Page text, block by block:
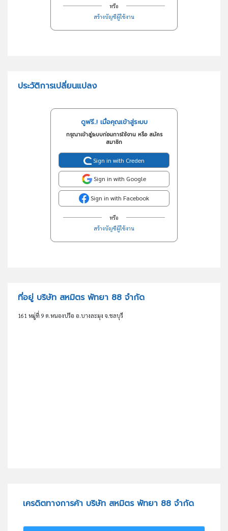
หรือ
สร้างบัญชีผู้ใช้งาน
ประวัติการเปลี่ยนแปลง
ดูฟรี..! เมื่อคุณเข้าสู่ระบบ
กรุณาเข้าสู่ระบบก่อนการใช้งาน หรือ สมัคร
สมาชิก
Sign in with Creden
Sign in with Google
Sign in with Facebook
หรือ
สร้างบัญชีผู้ใช้งาน
ที่อยู่ บริษัท สหมิตร พัทยา 88 จำกัด
161 หมู่ที่ 9 ต.หนองปรือ อ.บางละมุง จ.ชลบุรี
เครดิตทางการค้า บริษัท สหมิตร พัทยา 88 จำกัด